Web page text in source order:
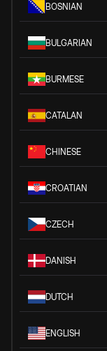
BOSNIAN
BULGARIAN
BURMESE
CATALAN
CHINESE
CROATIAN
CZECH
DANISH
DUTCH
ENGLISH